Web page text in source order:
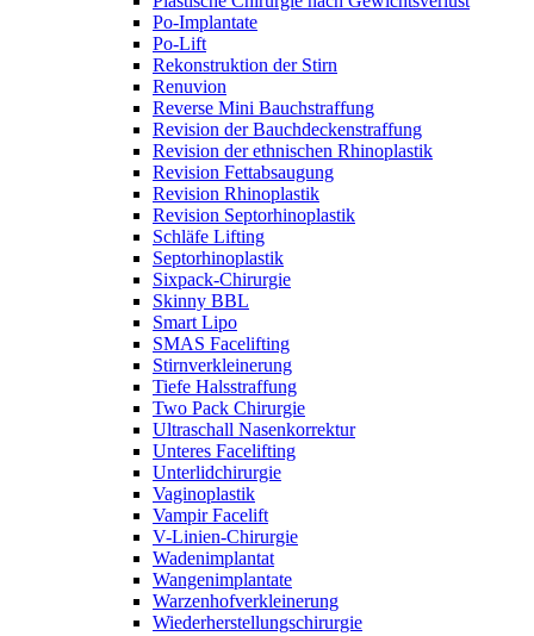
Po-Implantate
Po-Lift
Rekonstruktion der Stirn
Renuvion
Reverse Mini Bauchstraffung
Revision der Bauchdeckenstraffung
Revision der ethnischen Rhinoplastik
Revision Fettabsaugung
Revision Rhinoplastik
Revision Septorhinoplastik
Schläfe Lifting
Septorhinoplastik
Sixpack-Chirurgie
Skinny BBL
Smart Lipo
SMAS Facelifting
Stirnverkleinerung
Tiefe Halsstraffung
Two Pack Chirurgie
Ultraschall Nasenkorrektur
Unteres Facelifting
Unterlidchirurgie
Vaginoplastik
Vampir Facelift
V-Linien-Chirurgie
Wadenimplantat
Wangenimplantate
Warzenhofverkleinerung
Wiederherstellungschirurgie